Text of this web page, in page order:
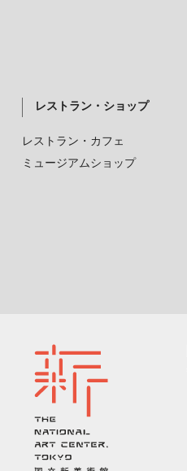
レストラン・ショップ
レストラン・カフェ
ミュージアムショップ